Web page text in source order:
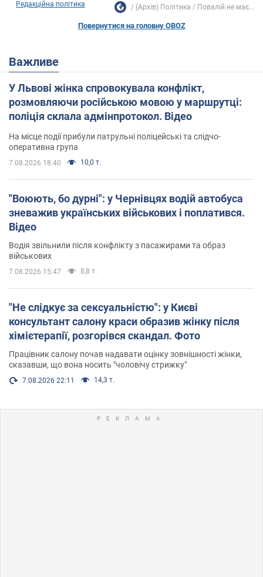
Редакційна політика (Архів) Політика Повалій не має...
Повернутися на головну OBOZ
Важливе
У Львові жінка спровокувала конфлікт,
розмовляючи російською мовою у маршрутці:
поліція склала адмінпротокол. Відео
На місце події прибули патрульні поліцейські та слідчо-
оперативна група
7.08.2026 18:40 10,0 т.
"Воюють, бо дурні": у Чернівцях водій автобуса
зневажив українських військових і поплатився.
Відео
Водія звільнили після конфлікту з пасажирами та образ
військових
7.08.2026 15:47 8,8 т.
"Не слідкує за сексуальністю": у Києві
консультант салону краси образив жінку після
хімієтерапії, розгорівся скандал. Фото
Працівник салону почав надавати оцінку зовнішності жінки,
сказавши, що вона носить "чоловічу стрижку"
7.08.2026 22:11 14,3 т.